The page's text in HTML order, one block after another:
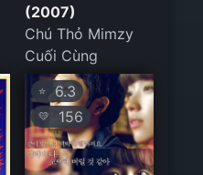
(2007)
Chú Thỏ Mimzy
Cuối Cùng
⭐ 6.3
💛 156